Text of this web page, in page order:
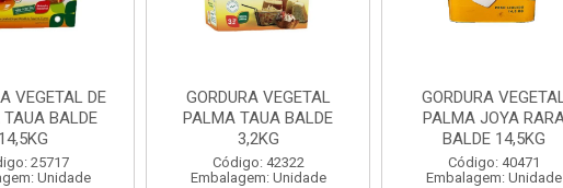
VEGETAL DE
BALDE
14,5KG
25717
Unidade
GORDURA VEGETAL
PALMA TAUA BALDE
3,2KG
Código: 42322
Embalagem: Unidade
GORDURA
PALMA JOYA
BALDE 14,5KG
Código: 40471
Embalagem: Unidade